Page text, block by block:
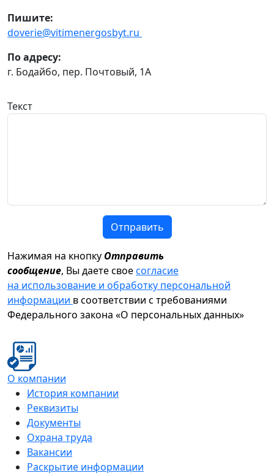
Пишите:
doverie@vitimenergosbyt.ru
По адресу:
г. Бодайбо, пер. Почтовый, 1А
Текст
Отправить
Нажимая на кнопку Отправить
сообщение, Вы даете своесогласие
на использование и обработку персональной
информации в соответствии с требованиями
Федерального закона «О персональных данных»
О компании
История компании
Реквизиты
Документы
Охрана труда
Вакансии
Раскрытие информации